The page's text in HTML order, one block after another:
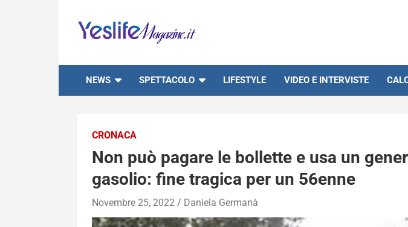
content
NEWS SPETTACOLO LIFESTYLE VIDEO E INTERVISTE
CRONACA
Non può pagare le bollette e usa un
gasolio: fine tragica per un 56enne
Novembre 25, 2022 Daniela Germanà